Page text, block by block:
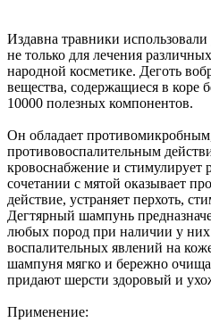
Издавна травники
не только для лечения
народной косметике. Деготь
вещества, содержащиеся в коре
10000 полезных компонентов.
Он обладает
противовоспалительным
кровоснабжение и стимулирует
сочетании с мятой оказывает
действие, устраняет перхоть,
Дегтярный шампунь
любых пород при наличии у
воспалительных явлений на
шампуня мягко и бережно
придают шерсти здоровый и
Применение: